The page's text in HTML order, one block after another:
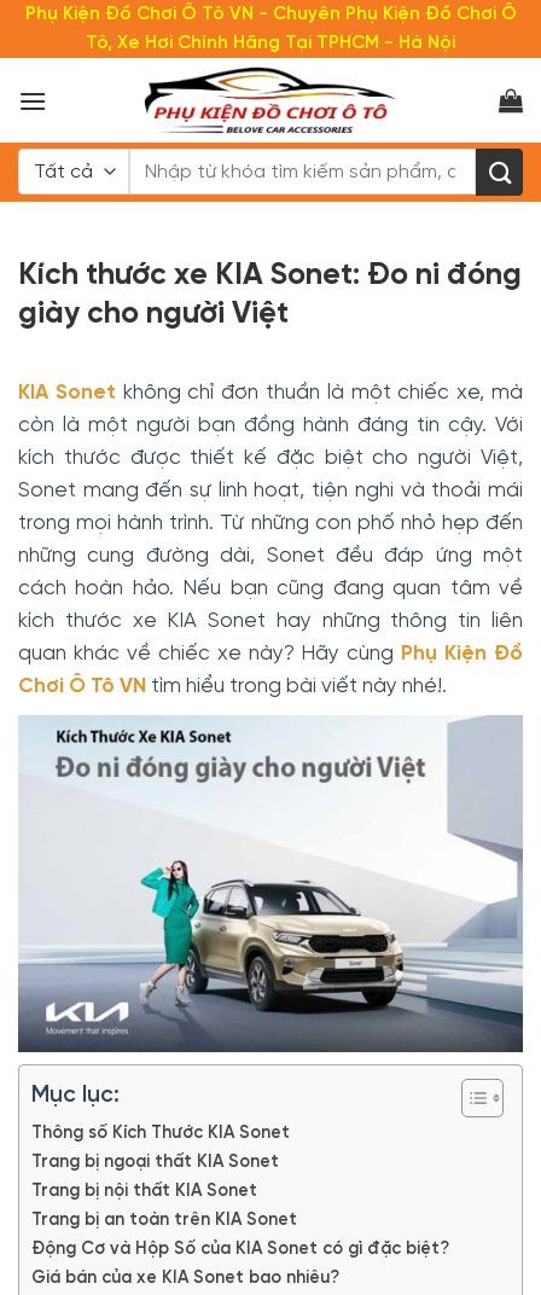
dung
Phụ Kiện Đồ Chơi Ô Tô VN - Chuyên Phụ Kiện Đồ Chơi Ô
Tô, Xe Hơi Chính Hãng Tại TPHCM - Hà Nội
Tìm
kiếm:
Kích thước xe KIA Sonet: Đo ni đóng
giày cho người Việt
KIA Sonet không chỉ đơn thuần là một chiếc xe, mà
còn là một người bạn đồng hành đáng tin cậy. Với
kích thước được thiết kế đặc biệt cho người Việt,
Sonet mang đến sự linh hoạt, tiện nghi và thoải mái
trong mọi hành trình. Từ những con phố nhỏ hẹp đến
những cung đường dài, Sonet đều đáp ứng một
cách hoàn hảo. Nếu bạn cũng đang quan tâm về
kích thước xe KIA Sonet hay những thông tin liên
quan khác về chiếc xe này? Hãy cùng Phụ Kiện Đồ
Chơi Ô Tô VN tìm hiểu trong bài viết này nhé!.
Mục lục:
Thông số Kích Thước KIA Sonet
Trang bị ngoại thất KIA Sonet
Trang bị nội thất KIA Sonet
Trang bị an toàn trên KIA Sonet
Động Cơ và Hộp Số của KIA Sonet có gì đặc biệt?
Giá bán của xe KIA Sonet bao nhiêu?